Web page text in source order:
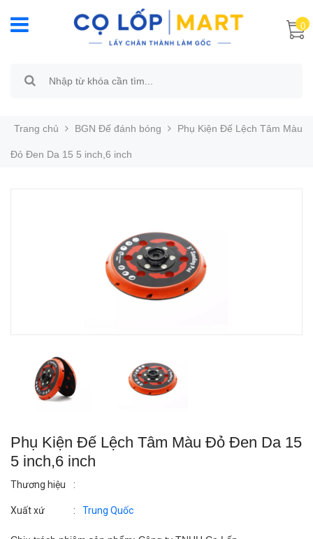
0
Trang chủ BGN Đế đánh bóng Phụ Kiện Đế Lệch Tâm Màu
Đỏ Đen Da 15 5 inch,6 inch
Phụ Kiện Đế Lệch Tâm Màu Đỏ Đen Da 15
5 inch,6 inch
Thương hiệu :
Xuất xứ : Trung Quốc